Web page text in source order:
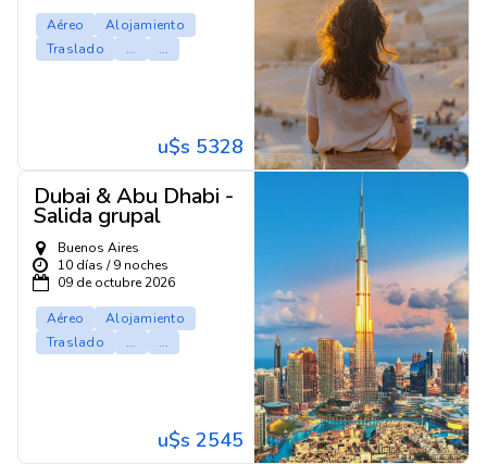
Aéreo
Alojamiento
Traslado
... ...
u$s 5328
Dubai & Abu Dhabi -
Salida grupal
Buenos Aires
10 días / 9 noches
09 de octubre 2026
Aéreo
Alojamiento
Traslado
... ...
u$s 2545